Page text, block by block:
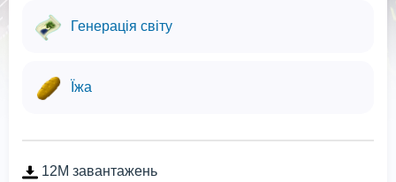
Генерація світу
Їжа
12M завантажень